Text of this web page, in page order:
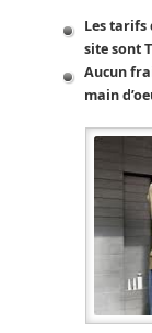
Les tarifs
site sont
Aucun
main